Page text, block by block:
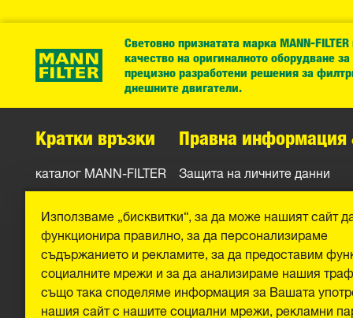
Световно признатата марка MANN-
качество на оригиналното оборудване
прецизно разработени решения за
днешните двигатели.
Кратки връзки
каталог MANN-FILTER
Правна информация
Защита на личните данни
Отпечатък
Използваме „бисквитки“, за да може нашият сайт
функционира правилно, за да персонализираме
съдържанието и рекламите, за да предоставим
социалните мрежи и за да анализираме нашия
също така споделяме информация за Вашата
нашия сайт с нашите социални мрежи, рекламни